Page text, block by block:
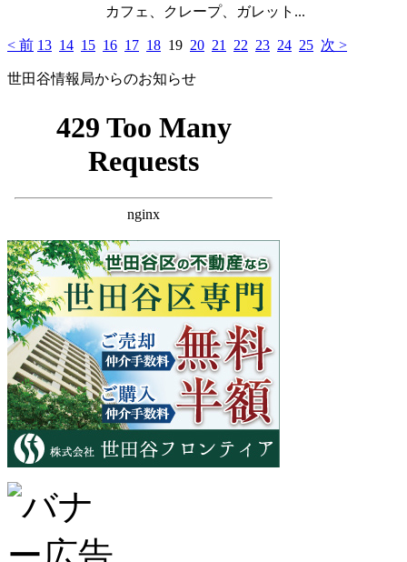
カフェ、クレープ、ガレット...
< 前 13 14 15 16 17 18 19 20 21 22 23 24 25 次 >
世田谷情報局からのお知らせ